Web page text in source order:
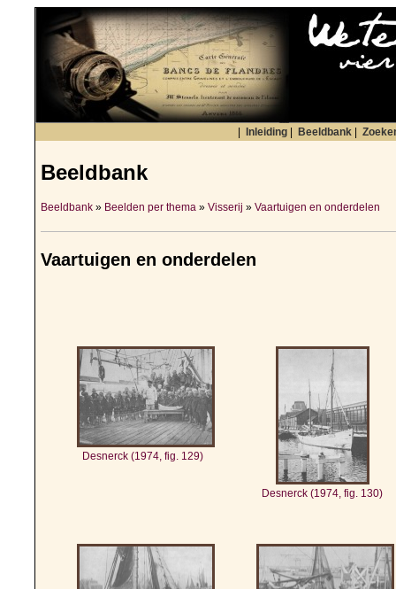
Inleiding Beeldbank
Beeldbank
Beeldbank » Beelden per thema » Visserij » Vaartuigen en onderdelen
Vaartuigen en onderdelen
Desnerck (1974, fig. 129)
Desnerck (1974, fig. 130)